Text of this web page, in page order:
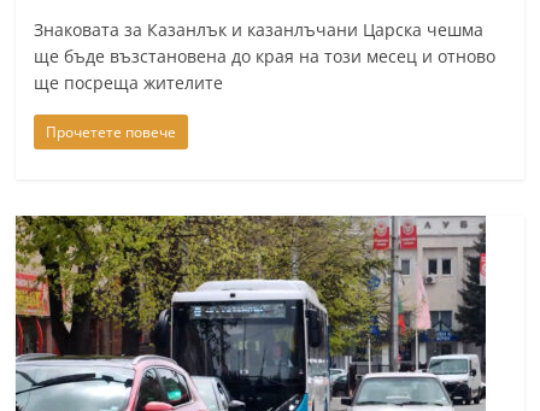
b
g
.
i
o
,
g
a
l
l
Знаковата за Казанлък и казанлъчани Царска чешма
ще бъде възстановена до края на този месец и отново
ще посреща жителите
Прочетете повече